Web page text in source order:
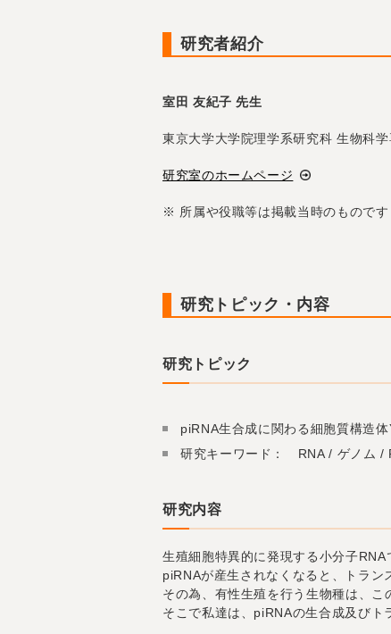
研究者紹介
室田 友紀子 先生
東京大学大学院理学系研究科 生物科
研究室のホームページ
※ 所属や役職等は掲載当時のものです
研究トピック・内容
研究トピック
piRNA生合成に関わる細胞質構造
研究キーワード： RNA / ゲノム /
研究内容
生殖細胞特異的に発現する小分子
piRNAが産生されなくなると、トラン
その為、有性生殖を行う生物種は、こ
そこで私達は、piRNAの生合成及びト